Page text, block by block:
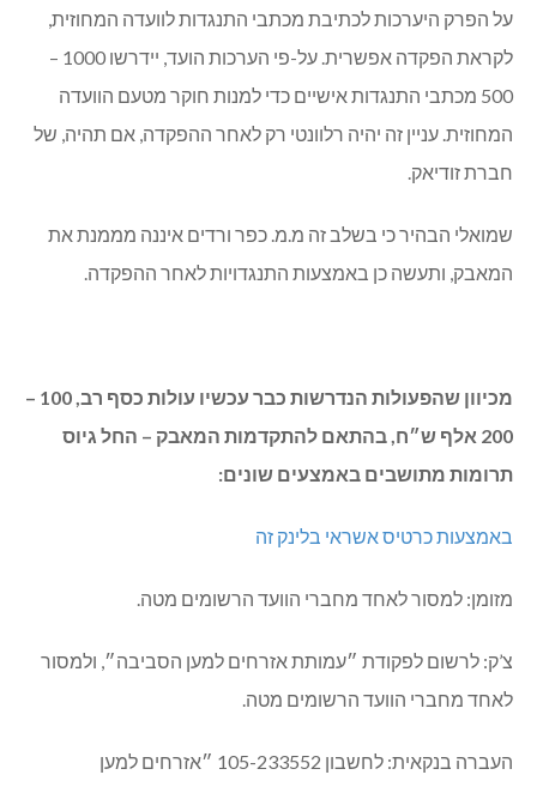
על הפרק היערכות לכתיבת מכתבי התנגדות לוועדה המחוזית,
לקראת הפקדה אפשרית. על-פי הערכות הועד, יידרשו 1000 –
500 מכתבי התנגדות אישיים כדי למנות חוקר מטעם הוועדה
המחוזית. עניין זה יהיה רלוונטי רק לאחר ההפקדה, אם תהיה, של
חברת זודיאק.
שמואלי הבהיר כי בשלב זה מ.מ. כפר ורדים איננה מממנת את
המאבק, ותעשה כן באמצעות התנגדויות לאחר ההפקדה.
מכיוון שהפעולות הנדרשות כבר עכשיו עולות כסף רב, 100 –
200 אלף ש״ח, בהתאם להתקדמות המאבק – החל גיוס
תרומות מתושבים באמצעים שונים:
באמצעות כרטיס אשראי בלינק זה
מזומן: למסור לאחד מחברי הוועד הרשומים מטה.
צ’ק: לרשום לפקודת ״עמותת אזרחים למען הסביבה״, ולמסור
לאחד מחברי הוועד הרשומים מטה.
העברה בנקאית: לחשבון 105-233552 ״אזרחים למען